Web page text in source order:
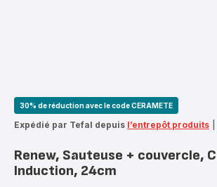
30% de réduction avec le code CERAMETE
Expédié par Tefal depuis l’entrepôt produits
Renew, Sauteuse + couvercle,
Induction, 24cm